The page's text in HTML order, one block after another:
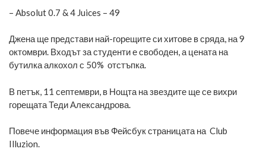
– Absolut 0.7 & 4 Juices – 49
Джена ще представи най-горещите си хитове в сряда, на 9
октомври. Входът за студенти е свободен, а цената на
бутилка алкохол с 50% отстъпка.
В петък, 11 септември, в Нощта на звездите ще се вихри
горещата Теди Александрова.
Повече информация във Фейсбук страницата на Club
Illuzion.